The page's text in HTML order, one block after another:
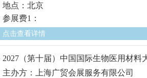
地点：北京
参展费1：
点击查看详情
2027（第十届）中国国际生物医用材料
主办方：上海广贸会展服务有限公司